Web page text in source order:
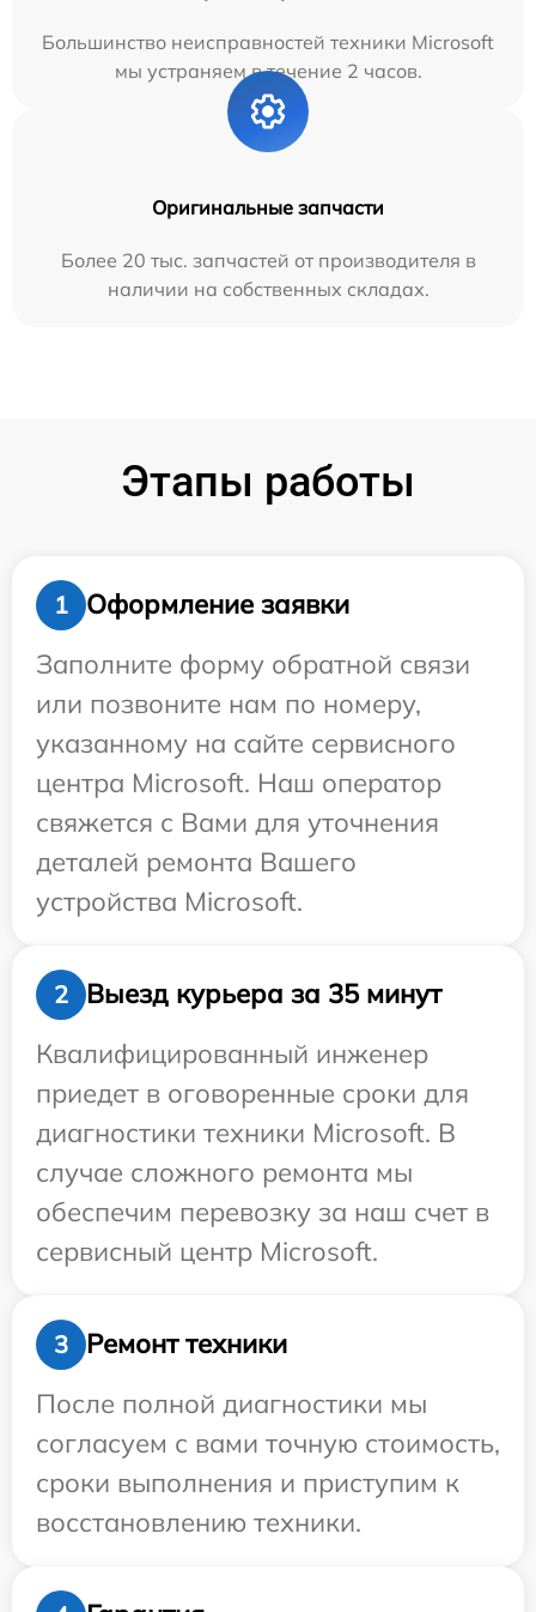
Большинство неисправностей техники Microsoft
мы устраняем в течение 2 часов.
Оригинальные запчасти
Более 20 тыс. запчастей от производителя в
наличии на собственных складах.
Этапы работы
1
Оформление заявки
Заполните форму обратной связи
или позвоните нам по номеру,
указанному на сайте сервисного
центра Microsoft. Наш оператор
свяжется с Вами для уточнения
деталей ремонта Вашего
устройства Microsoft.
2
Выезд курьера за 35 минут
Квалифицированный инженер
приедет в оговоренные сроки для
диагностики техники Microsoft. В
случае сложного ремонта мы
обеспечим перевозку за наш счет в
сервисный центр Microsoft.
3
Ремонт техники
После полной диагностики мы
согласуем с вами точную стоимость,
сроки выполнения и приступим к
восстановлению техники.